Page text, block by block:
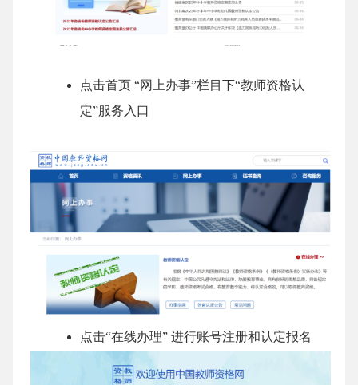
点击首页 “网上办事”栏目下“教师资格认
定”服务入口
点击“在线办理” 进行账号注册和认定报名